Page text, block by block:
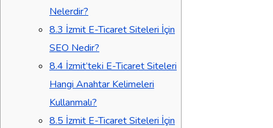
Nelerdir?
8.3 İzmit E-Ticaret Siteleri İçin
SEO Nedir?
8.4 İzmit’teki E-Ticaret Siteleri
Hangi Anahtar Kelimeleri
Kullanmalı?
8.5 İzmit E-Ticaret Siteleri İçin